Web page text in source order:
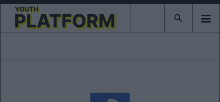
Type 2 or